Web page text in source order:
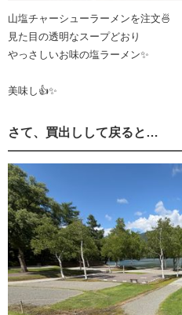
山塩チャーシューラーメンを注文🍜
見た目の透明なスープどおり
やっさしいお味の塩ラーメン✨
美味し👍✨
さて、買出しして戻ると…